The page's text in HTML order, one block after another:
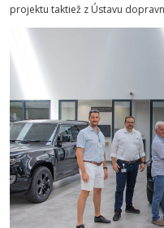
projektu taktiež z Ústavu